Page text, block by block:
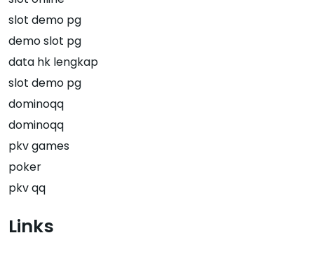
slot demo pg
demo slot pg
data hk lengkap
slot demo pg
dominoqq
dominoqq
pkv games
poker
pkv qq
Links